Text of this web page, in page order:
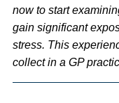
now to start
gain significant
stress. This
collect in a GP